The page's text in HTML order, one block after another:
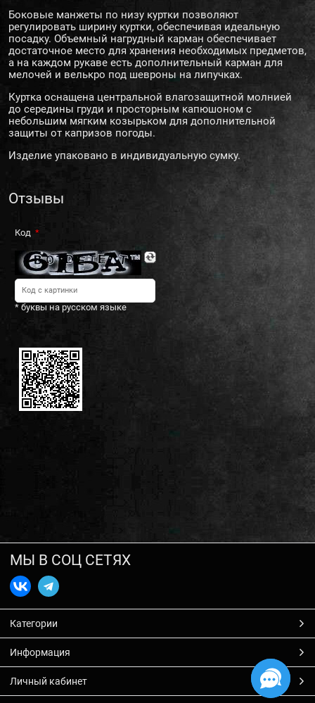
Боковые манжеты по низу куртки позволяют
регулировать ширину куртки, обеспечивая идеальную
посадку. Объемный нагрудный карман обеспечивает
достаточное место для хранения необходимых предметов,
а на каждом рукаве есть дополнительный карман для
мелочей и велькро под шевроны на липучках.
Куртка оснащена центральной влагозащитной молнией
до середины груди и просторным капюшоном с
небольшим мягким козырьком для дополнительной
защиты от капризов погоды.
Изделие упаковано в индивидуальную сумку.
Отзывы
Код
* буквы на русском языке
МЫ В СОЦ СЕТЯХ
Категории
Информация
Личный кабинет